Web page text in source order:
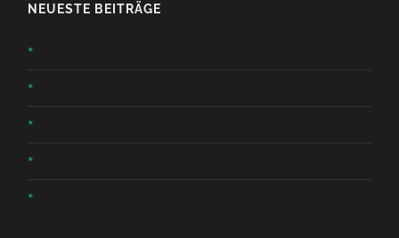
NEUESTE BEITRÄGE
*
*
*
*
*